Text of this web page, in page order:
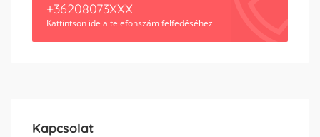
+36208073XXX
Kattintson ide a telefonszám felfedéséhez
Kapcsolat